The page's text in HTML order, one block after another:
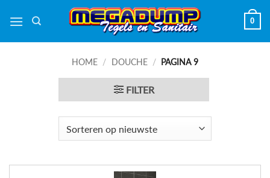
naar
0
HOME / DOUCHE / PAGINA 9
FILTER